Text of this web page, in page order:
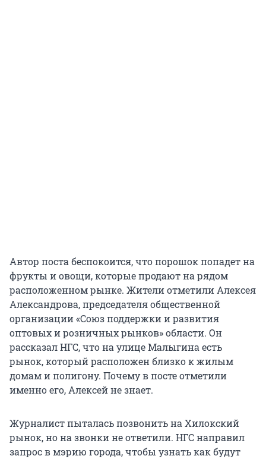
Автор поста беспокоится, что порошок попадет на
фрукты и овощи, которые продают на рядом
расположенном рынке. Жители отметили Алексея
Александрова, председателя общественной
организации «Союз поддержки и развития
оптовых и розничных рынков» области. Он
рассказал НГС, что на улице Малыгина есть
рынок, который расположен близко к жилым
домам и полигону. Почему в посте отметили
именно его, Алексей не знает.
Журналист пыталась позвонить на Хилокский
рынок, но на звонки не ответили. НГС направил
запрос в мэрию города, чтобы узнать как будут